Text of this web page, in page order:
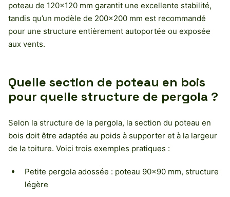
poteau de 120×120 mm garantit une excellente stabilité,
tandis qu’un modèle de 200×200 mm est recommandé
pour une structure entièrement autoportée ou exposée
aux vents.
Quelle section de poteau en bois
pour quelle structure de pergola ?
Selon la structure de la pergola, la section du poteau en
bois doit être adaptée au poids à supporter et à la largeur
de la toiture. Voici trois exemples pratiques :
Petite pergola adossée : poteau 90×90 mm, structure
légère